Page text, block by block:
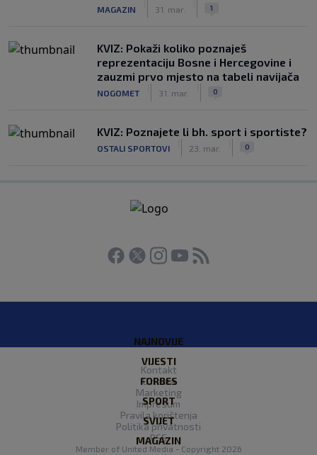
MAGAZIN 31. mar. 1
KVIZ: Pokaži koliko poznaješ
reprezentaciju Bosne i Hercegovine i
zauzmi prvo mjesto na tabeli navijača
NOGOMET 31. mar. 0
KVIZ: Poznajete li bh. sport i sportiste?
OSTALI SPORTOVI 23. mar. 0
NAJNOVIJE
VIJESTI
FORBES
SPORT
SVIJET
MAGAZIN
Kontakt
O nama
Marketing
Impresum
Pravila korištenja
Politika privatnosti
RSS
Member of United Media - Copyright 2026